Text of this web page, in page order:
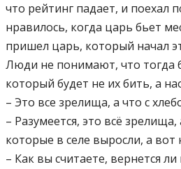
что рейтинг падает, и поехал
нравилось, когда царь бьет
пришел царь, который начал
Люди не понимают, что тогда
который будет не их бить, а
– Это все зрелища, а что с
– Разумеется, это всё
которые в селе выросли, а
– Как вы считаете, вернется